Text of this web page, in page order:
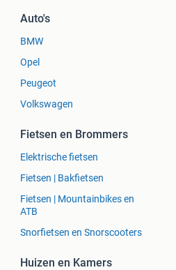
Auto's
BMW
Opel
Peugeot
Volkswagen
Fietsen en Brommers
Elektrische fietsen
Fietsen | Bakfietsen
Fietsen | Mountainbikes en
ATB
Snorfietsen en Snorscooters
Huizen en Kamers